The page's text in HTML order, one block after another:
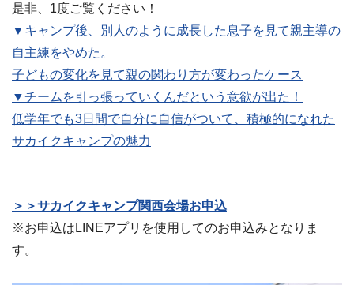
是非、1度ご覧ください！
▼キャンプ後、別人のように成長した息子を見て親主導の
自主練をやめた。
子どもの変化を見て親の関わり方が変わったケース
▼チームを引っ張っていくんだという意欲が出た！
低学年でも3日間で自分に自信がついて、積極的になれた
サカイクキャンプの魅力
＞＞サカイクキャンプ関西会場お申込
※お申込はLINEアプリを使用してのお申込みとなりま
す。